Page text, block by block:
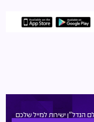
הנדל"ן ישירות למייל שלכם